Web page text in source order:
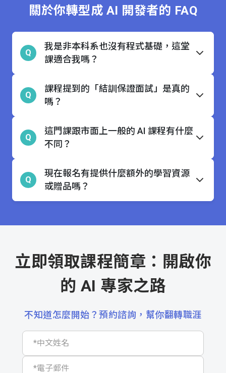
關於你轉型成 AI 開發者的 FAQ
Q
我是非本科系也沒有程式基礎，這堂
課適合我嗎？
Q
課程提到的「結訓保證面試」是真的
嗎？
Q
這門課跟市面上一般的 AI 課程有什麼
不同？
Q
現在報名有提供什麼額外的學習資源
或贈品嗎？
立即領取課程簡章：開啟你
的 AI 專家之路
不知道怎麼開始？預約諮詢，幫你翻轉職涯